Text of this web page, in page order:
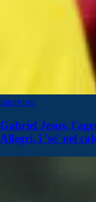
Interviste
Gabriel Jesus,
Allegri, i 'se' nel